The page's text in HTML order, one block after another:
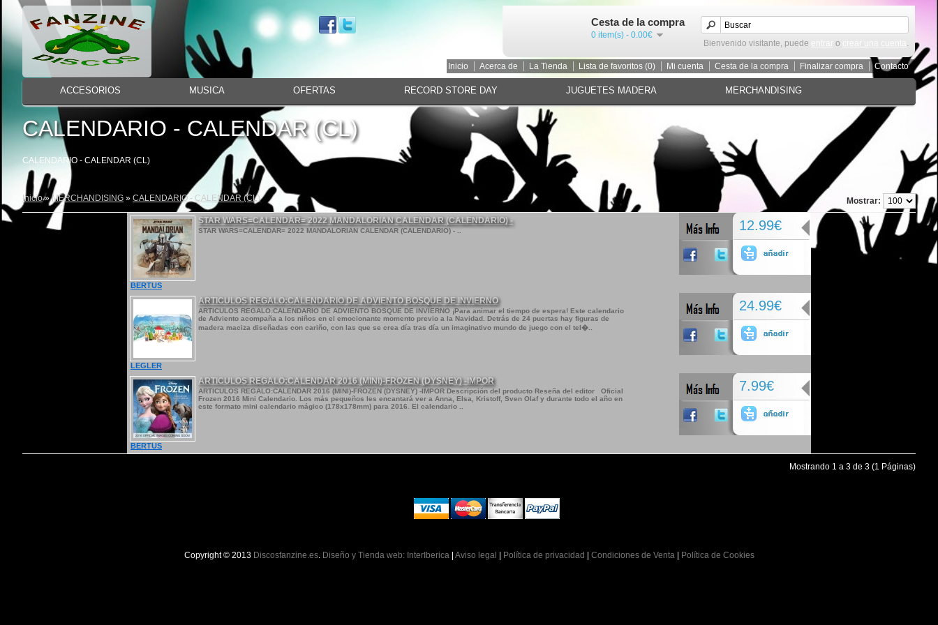
Cesta de la compra
0 item(s) - 0.00€
Bienvenido visitante, puede
entrar o crear una cuenta .
Inicio Acerca de La Tienda Lista de favoritos (0) Mi cuenta Cesta de la compra Finalizar compra Contacto
ACCESORIOS MUSICA OFERTAS RECORD STORE DAY JUGUETES MADERA MERCHANDISING
CALENDARIO - CALENDAR (CL)
CALENDARIO - CALENDAR (CL)
Inicio»MERCHANDISING » CALENDARIO - CALENDAR (CL)
Mostrar:
STAR WARS=CALENDAR= 2022 MANDALORIAN CALENDAR (CALENDARIO) -
STAR WARS=CALENDAR= 2022 MANDALORIAN CALENDAR (CALENDARIO) - ..
BERTUS
12.99€
ARTICULOS REGALO:CALENDARIO DE ADVIENTO BOSQUE DE INVIERNO
ARTICULOS REGALO:CALENDARIO DE ADVIENTO BOSQUE DE INVIERNO ¡Para animar el tiempo de espera! Este calendario
de Adviento acompaña a los niños en el emocionante momento previo a la Navidad. Detrás de 24 puertas hay figuras de
madera maciza diseñadas con cariño, con las que se crea día tras día un imaginativo mundo de juego con el tel�..
LEGLER
24.99€
ARTICULOS REGALO:CALENDAR 2016 (MINI)-FROZEN (DYSNEY) -IMPOR
ARTICULOS REGALO:CALENDAR 2016 (MINI)-FROZEN (DYSNEY) -IMPOR Descripción del producto Reseña del editor Oficial
Frozen 2016 Mini Calendario. Los más pequeños les encantará ver a Anna, Elsa, Kristoff, Sven Olaf y durante todo el año en
este formato mini calendario mágico (178x178mm) para 2016. El calendario ..
BERTUS
7.99€
Mostrando 1 a 3 de 3 (1 Páginas)
Copyright © 2013 Discosfanzine.es. Diseño y Tienda web: InterIberica| Aviso legal Política de privacidad Condiciones de Venta| Política de Cookies